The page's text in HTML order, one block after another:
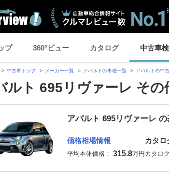
プ 360°ビュー カタログ 中古車
中古車トップ メーカー一覧 アバルトの車種一覧 アバルトの中
ルト 695リヴァーレ その
アバルト 695リヴァーレ
価格相場情報
平均本体価格： 315.8万円
カタロ
カタロ